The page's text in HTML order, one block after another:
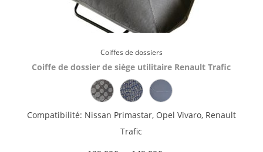
Coiffes de dossiers
Coiffe de dossier de siège utilitaire Renault Trafic
Compatibilité: Nissan Primastar, Opel Vivaro, Renault
Trafic